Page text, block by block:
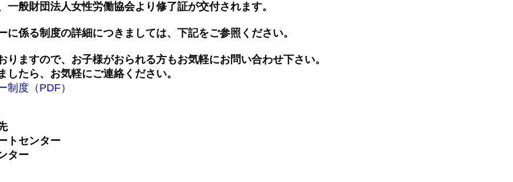
一般財団法人女性労働協会より修了証が交付されます。
に係る制度の詳細につきましては、下記をご参照ください。
りますので、お子様がおられる方もお気軽にお問い合わせ下さい。
したら、お気軽にご連絡ください。
制度（PDF）
トセンター
ター